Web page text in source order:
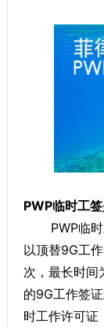
PWP临时工
PWP临时
以顶替9G工
次，最长时间
的9G工作签
时工作许可证